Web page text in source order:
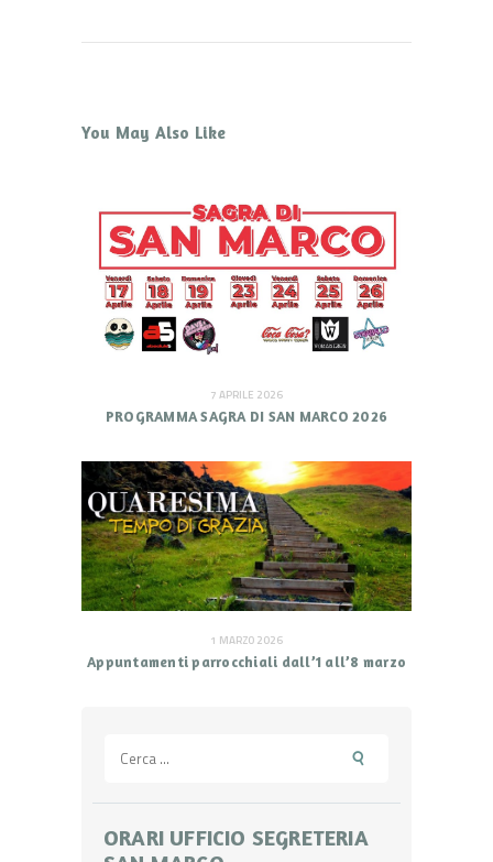
You May Also Like
7 APRILE 2026
PROGRAMMA SAGRA DI SAN MARCO 2026
1 MARZO 2026
Appuntamenti parrocchiali dall’1 all’8 marzo
per:
ORARI UFFICIO SEGRETERIA